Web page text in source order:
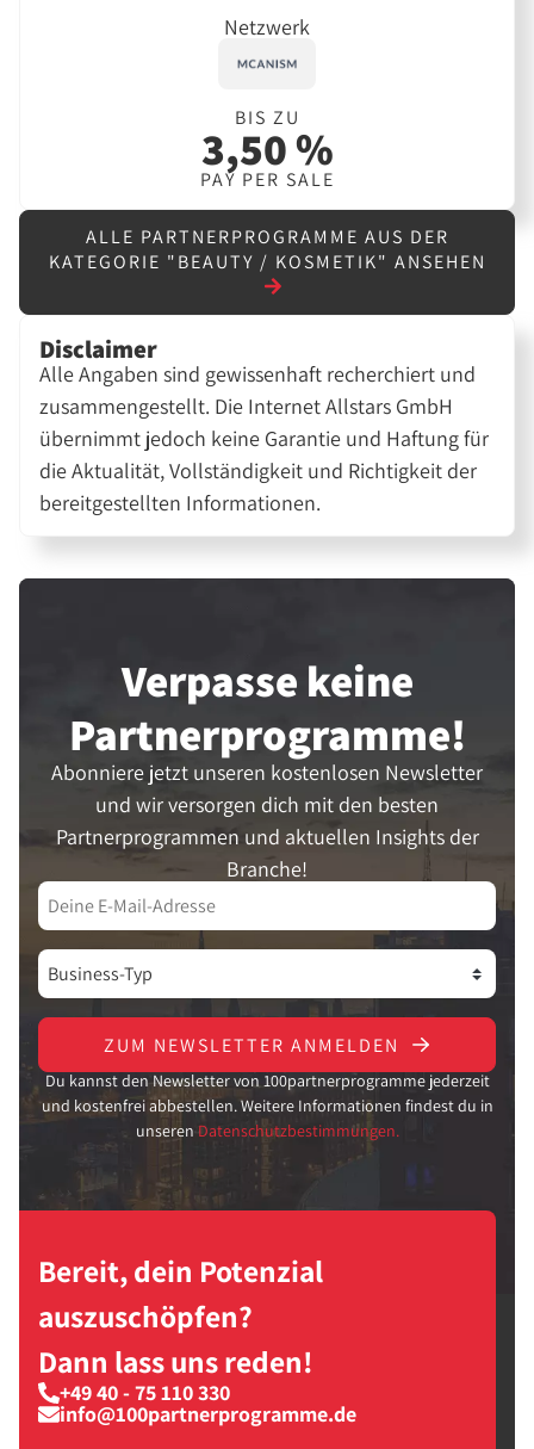
Netzwerk
BIS ZU
3,50 %
PAY PER SALE
ALLE PARTNERPROGRAMME AUS DER
KATEGORIE "BEAUTY / KOSMETIK" ANSEHEN
Disclaimer
Alle Angaben sind gewissenhaft recherchiert und
zusammengestellt. Die Internet Allstars GmbH
übernimmt jedoch keine Garantie und Haftung für
die Aktualität, Vollständigkeit und Richtigkeit der
bereitgestellten Informationen.
Verpasse keine
Partner­programme!
Abonniere jetzt unseren kostenlosen Newsletter
und wir versorgen dich mit den besten
Partnerprogrammen und aktuellen Insights der
Branche!
ZUM NEWSLETTER ANMELDEN
Du kannst den Newsletter von 100partnerprogramme jederzeit
und kostenfrei abbestellen. Weitere Informationen findest du in
unseren Datenschutzbestimmungen.
Bereit, dein Potenzial
auszuschöpfen?
Dann lass uns reden!
+49 40 - 75 110 330
info@100partnerprogramme.de